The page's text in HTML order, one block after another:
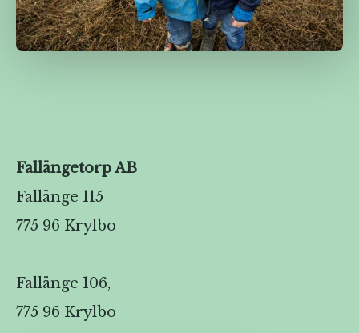
Fallängetorp AB
Fallänge 115
775 96 Krylbo
Fallänge 106,
775 96 Krylbo